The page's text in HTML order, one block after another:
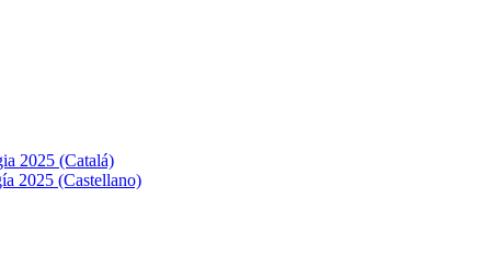
2025 (Catalá)
2025 (Castellano)